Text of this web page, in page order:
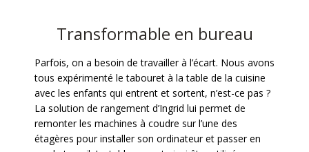
Transformable en bureau
Parfois, on a besoin de travailler à l’écart. Nous avons
tous expérimenté le tabouret à la table de la cuisine
avec les enfants qui entrent et sortent, n’est-ce pas ?
La solution de rangement d’Ingrid lui permet de
remonter les machines à coudre sur l’une des
étagères pour installer son ordinateur et passer en